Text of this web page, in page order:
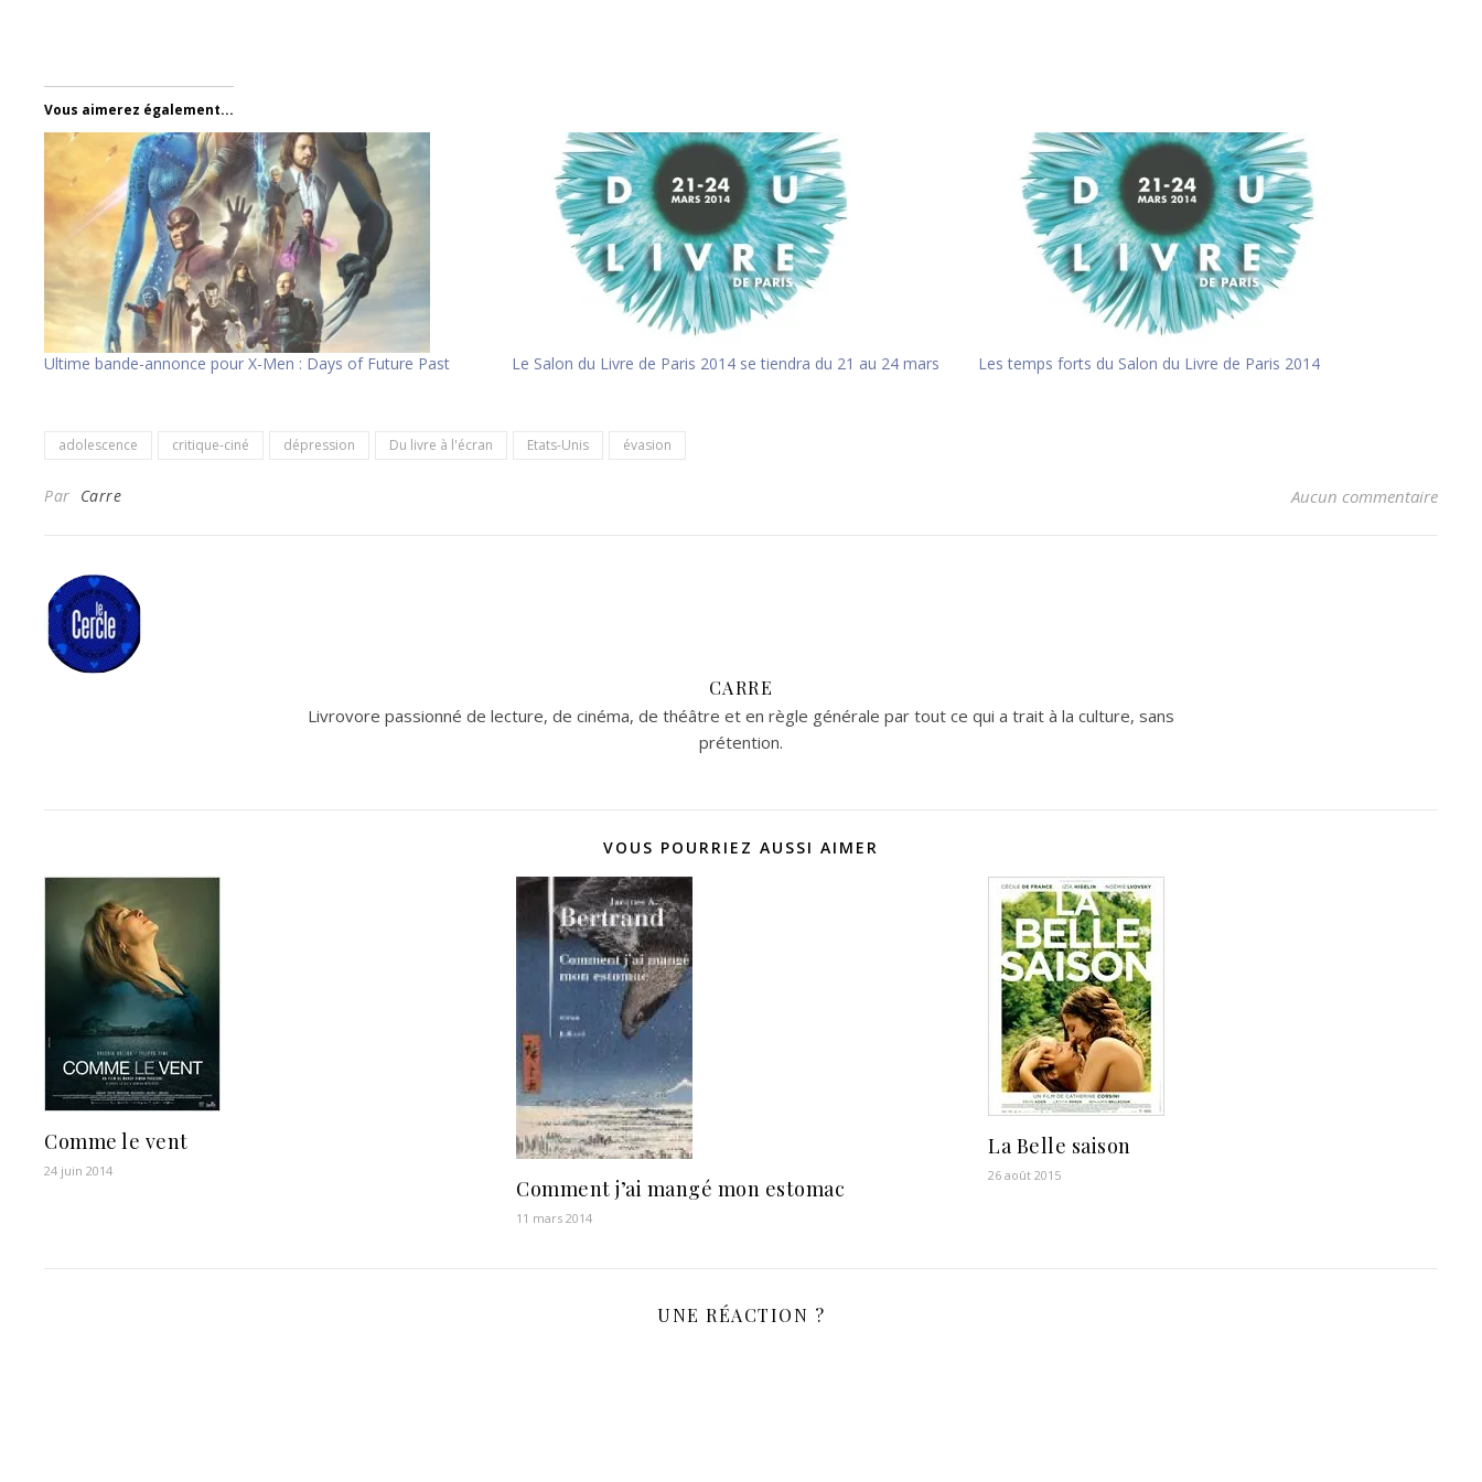
Vous aimerez également...
Ultime bande-annonce pour X-Men : Days of Future Past Le Salon du Livre de Paris 2014 se tiendra du 21 au 24 mars Les temps forts du Salon du Livre de Paris 2014
adolescence critique-ciné dépression Du livre à l'écran Etats-Unis évasion
Par Carre Aucun commentaire
CARRE
Livrovore passionné de lecture, de cinéma, de théâtre et en règle générale par tout ce qui a trait à la culture, sans
prétention.
VOUS POURRIEZ AUSSI AIMER
Comme le vent
24 juin 2014
Comment j’ai mangé mon estomac
11 mars 2014
La Belle saison
26 août 2015
UNE RÉACTION ?